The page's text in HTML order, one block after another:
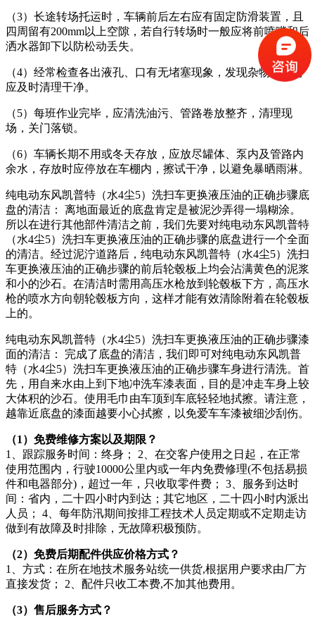
（3）长途转场托运时，车辆前后左右应有固定防滑装置，且
四周留有200mm以上空隙，若自行转场时一般应将前喷嘴和后
洒水器卸下以防松动丢失。
（4）经常检查各出液孔、口有无堵塞现象，发现杂物堵塞时
应及时清理干净。
（5）每班作业完毕，应清洗油污、管路卷放整齐，清理现
场，关门落锁。
（6）车辆长期不用或冬天存放，应放尽罐体、泵内及管路内
余水，存放时应停放在车棚内，擦试干净，以避免暴晒雨淋。
纯电动东风凯普特（水4尘5）洗扫车更换液压油的正确步骤底
盘的清洁： 离地面最近的底盘肯定是被泥沙弄得一塌糊涂。
所以在进行其他部件清洁之前，我们先要对纯电动东风凯普特
（水4尘5）洗扫车更换液压油的正确步骤的底盘进行一个全面
的清洁。经过泥泞道路后，纯电动东风凯普特（水4尘5）洗扫
车更换液压油的正确步骤的前后轮毂板上均会沾满黄色的泥浆
和小的沙石。在清洁时需用高压水枪放到轮毂板下方，高压水
枪的喷水方向朝轮毂板方向，这样才能有效清除附着在轮毂板
上的。
纯电动东风凯普特（水4尘5）洗扫车更换液压油的正确步骤漆
面的清洁： 完成了底盘的清洁，我们即可对纯电动东风凯普
特（水4尘5）洗扫车更换液压油的正确步骤车身进行清洗。首
先，用自来水由上到下地冲洗车漆表面，目的是冲走车身上较
大体积的沙石。使用毛巾由车顶到车底轻轻地拭擦。请注意，
越靠近底盘的漆面越要小心拭擦，以免爱车车漆被细沙刮伤。
（1）免费维修方案以及期限？
1、跟踪服务时间：终身； 2、在交客户使用之日起，在正常
使用范围内，行驶10000公里内或一年内免费修理(不包括易损
件和电器部分)，超过一年，只收取零件费； 3、服务到达时
间：省内，二十四小时内到达；其它地区，二十四小时内派出
人员； 4、每年防汛期间按排工程技术人员定期或不定期走访
做到有故障及时排除，无故障积极预防。
（2）免费后期配件供应价格方式？
1、方式：在所在地技术服务站统一供货,根据用户要求由厂方
直接发货； 2、配件只收工本费,不加其他费用。
（3）售后服务方式？